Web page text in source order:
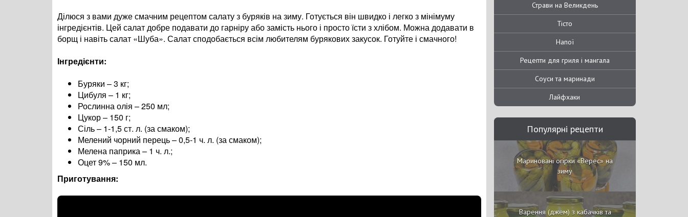
Ділюся з вами дуже смачним рецептом салату з буряків на зиму. Готується він швидко і легко з мінімуму
інгредієнтів. Цей салат добре подавати до гарніру або замість нього і просто їсти з хлібом. Можна додавати в
борщ і навіть салат «Шуба». Салат сподобається всім любителям бурякових закусок. Готуйте і смачного!
Інгредієнти:
Буряки – 3 кг;
Цибуля – 1 кг;
Рослинна олія – 250 мл;
Цукор – 150 г;
Сіль – 1-1,5 ст. л. (за смаком);
Мелений чорний перець – 0,5-1 ч. л. (за смаком);
Мелена паприка – 1 ч. л.;
Оцет 9% – 150 мл.
Приготування:
Страви на Великдень
Тісто
Напої
Рецепти для гриля і мангала
Соуси та маринади
Лайфхаки
Популярні рецепти
Мариновані огірки «Верес» на
зиму
Варення (джем) з кабачків та